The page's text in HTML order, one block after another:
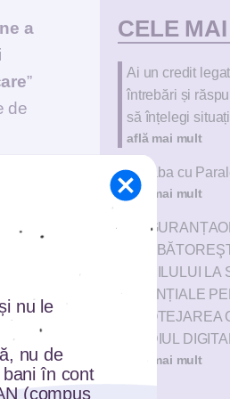
a
”
de
atât
CELE
Ai un credit
întrebări și
să înțelegi
află mai mult
„Taraba cu
află mai mult
COPILULUI LA
ESENȚIALE
PROTEJAREA
MEDIUL DIGITAL
află mai mult
nu le
nu de
în cont
(compus